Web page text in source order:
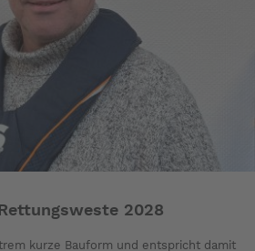
2028
kurze Bauform und entspricht damit